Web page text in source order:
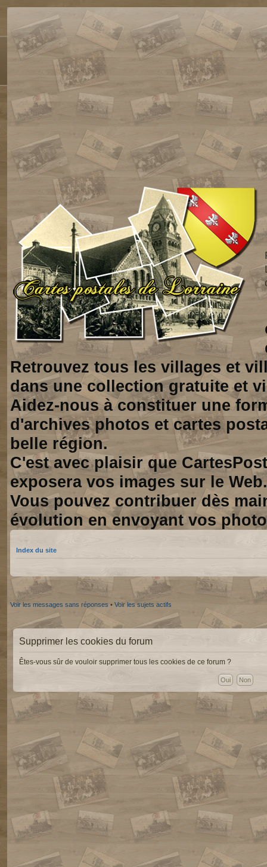
Retrouvez tous les villages et
dans une collection gratuite et
Aidez-nous à constituer une
d'archives photos et cartes
belle région.
C'est avec plaisir que
exposera vos images sur le Web.
Vous pouvez contribuer dès
évolution en envoyant vos
Index du site
Voir les messages sans réponses • Voir les sujets actifs
Supprimer les cookies du forum
Êtes-vous sûr de vouloir supprimer tous les cookies de ce forum ?